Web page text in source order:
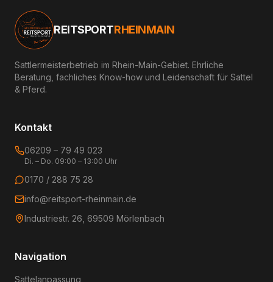
REITSPORTRHEINMAIN
Sattlermeisterbetrieb im Rhein-Main-Gebiet. Ehrliche
Beratung, fachliches Know-how und Leidenschaft für Sattel
& Pferd.
Kontakt
06209 – 79 49 023
Di. – Do. 09:00 – 13:00 Uhr
0170 / 288 75 28
info@reitsport-rheinmain.de
Industriestr. 26, 69509 Mörlenbach
Navigation
Sattelanpassung